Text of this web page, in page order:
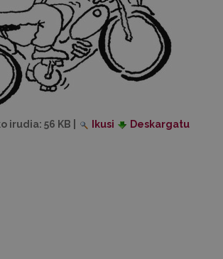
irudia: 56 KB Ikusi Deskargatu